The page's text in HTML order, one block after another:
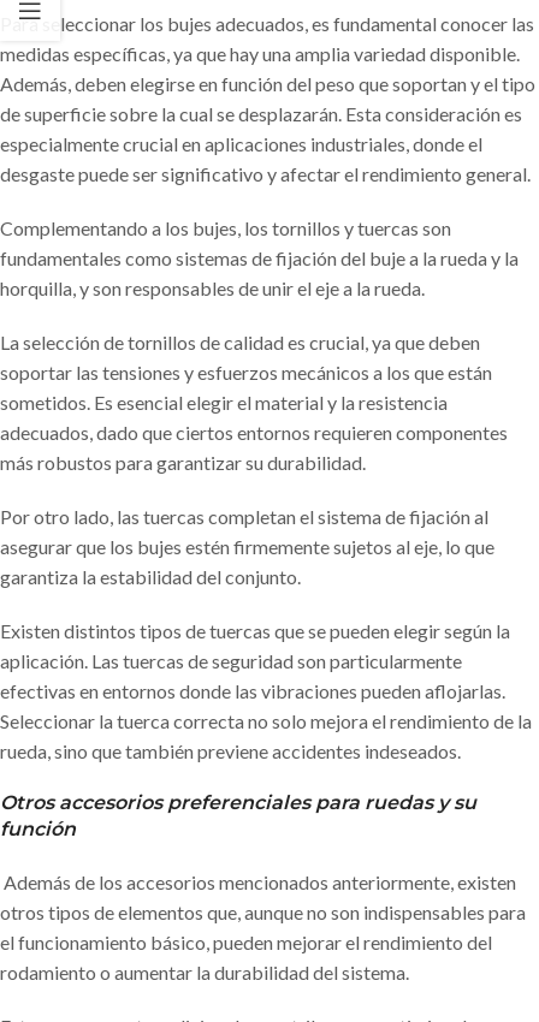
Para seleccionar los bujes adecuados, es fundamental conocer las
medidas específicas, ya que hay una amplia variedad disponible.
Además, deben elegirse en función del peso que soportan y el tipo
de superficie sobre la cual se desplazarán. Esta consideración es
especialmente crucial en aplicaciones industriales, donde el
desgaste puede ser significativo y afectar el rendimiento general.
Complementando a los bujes, los tornillos y tuercas son
fundamentales como sistemas de fijación del buje a la rueda y la
horquilla, y son responsables de unir el eje a la rueda.
La selección de tornillos de calidad es crucial, ya que deben
soportar las tensiones y esfuerzos mecánicos a los que están
sometidos. Es esencial elegir el material y la resistencia
adecuados, dado que ciertos entornos requieren componentes
más robustos para garantizar su durabilidad.
Por otro lado, las tuercas completan el sistema de fijación al
asegurar que los bujes estén firmemente sujetos al eje, lo que
garantiza la estabilidad del conjunto.
Existen distintos tipos de tuercas que se pueden elegir según la
aplicación. Las tuercas de seguridad son particularmente
efectivas en entornos donde las vibraciones pueden aflojarlas.
Seleccionar la tuerca correcta no solo mejora el rendimiento de la
rueda, sino que también previene accidentes indeseados.
Otros accesorios preferenciales para ruedas y su
función
Además de los accesorios mencionados anteriormente, existen
otros tipos de elementos que, aunque no son indispensables para
el funcionamiento básico, pueden mejorar el rendimiento del
rodamiento o aumentar la durabilidad del sistema.